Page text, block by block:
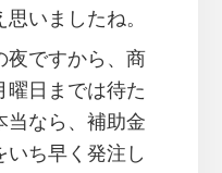
いましたね。
夜ですから、商
曜日までは待た
当なら、補助金
いち早く発注し